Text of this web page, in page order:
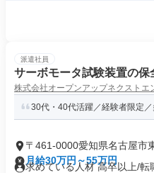
派遣社員
サーボモータ試験装置の
株式会社オープンアップネクストエ
30代・40代活躍／経験者限定
〒461-0000愛知県名古屋市
月給30万円～55万円
求めている人材 高卒以上/